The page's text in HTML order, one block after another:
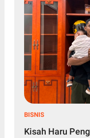
BISNIS
Kisah Haru